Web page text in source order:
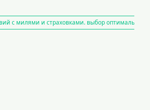
с милями и страховками. выбор
карту онлайн, а курьер привезет ее